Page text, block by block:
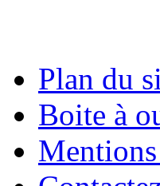
Plan du
Boite à